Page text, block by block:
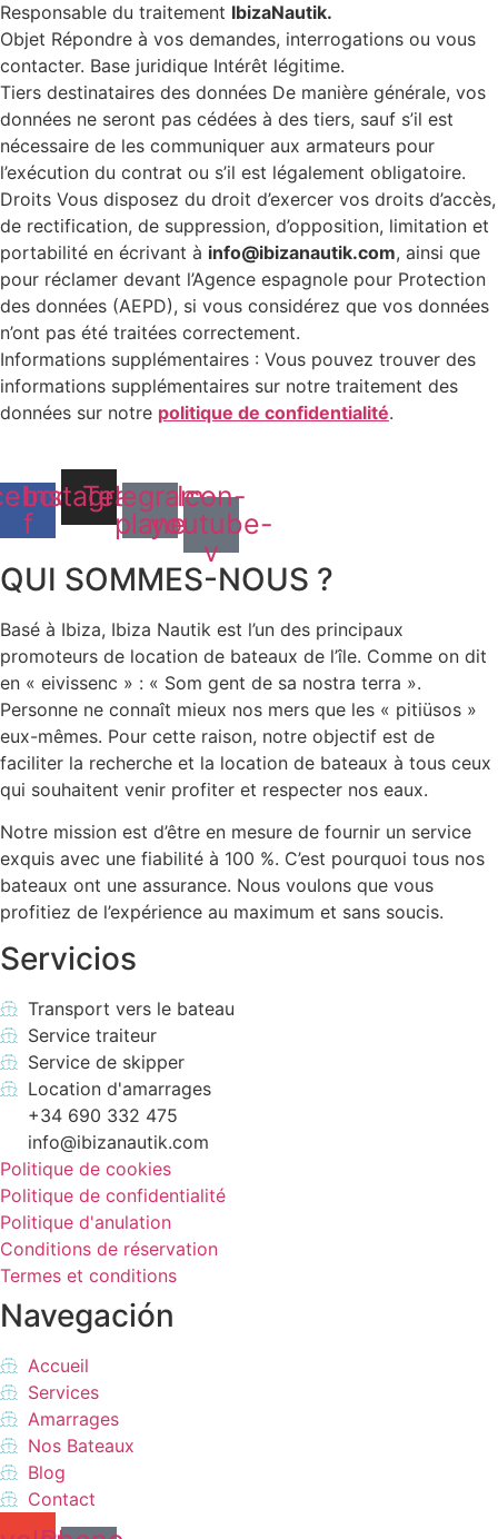
Responsable du traitement IbizaNautik.
Objet Répondre à vos demandes, interrogations ou vous
contacter. Base juridique Intérêt légitime.
Tiers destinataires des données De manière générale, vos
données ne seront pas cédées à des tiers, sauf s’il est
nécessaire de les communiquer aux armateurs pour
l’exécution du contrat ou s’il est légalement obligatoire.
Droits Vous disposez du droit d’exercer vos droits d’accès,
de rectification, de suppression, d’opposition, limitation et
portabilité en écrivant à info@ibizanautik.com, ainsi que
pour réclamer devant l’Agence espagnole pour Protection
des données (AEPD), si vous considérez que vos données
n’ont pas été traitées correctement.
Informations supplémentaires : Vous pouvez trouver des
informations supplémentaires sur notre traitement des
données sur notre politique de confidentialité.
f
Instagram
Telegram-
plane
Icon-
youtube-
v
QUI SOMMES-NOUS ?
Basé à Ibiza, Ibiza Nautik est l’un des principaux
promoteurs de location de bateaux de l’île. Comme on dit
en « eivissenc » : « Som gent de sa nostra terra ».
Personne ne connaît mieux nos mers que les « pitiüsos »
eux-mêmes. Pour cette raison, notre objectif est de
faciliter la recherche et la location de bateaux à tous ceux
qui souhaitent venir profiter et respecter nos eaux.
Notre mission est d’être en mesure de fournir un service
exquis avec une fiabilité à 100 %. C’est pourquoi tous nos
bateaux ont une assurance. Nous voulons que vous
profitiez de l’expérience au maximum et sans soucis.
Servicios
Transport vers le bateau
Service traiteur
Service de skipper
Location d'amarrages
+34 690 332 475
info@ibizanautik.com
Politique de cookies
Politique de confidentialité
Politique d'anulation
Conditions de réservation
Termes et conditions
Navegación
Accueil
Services
Amarrages
Nos Bateaux
Blog
Contact